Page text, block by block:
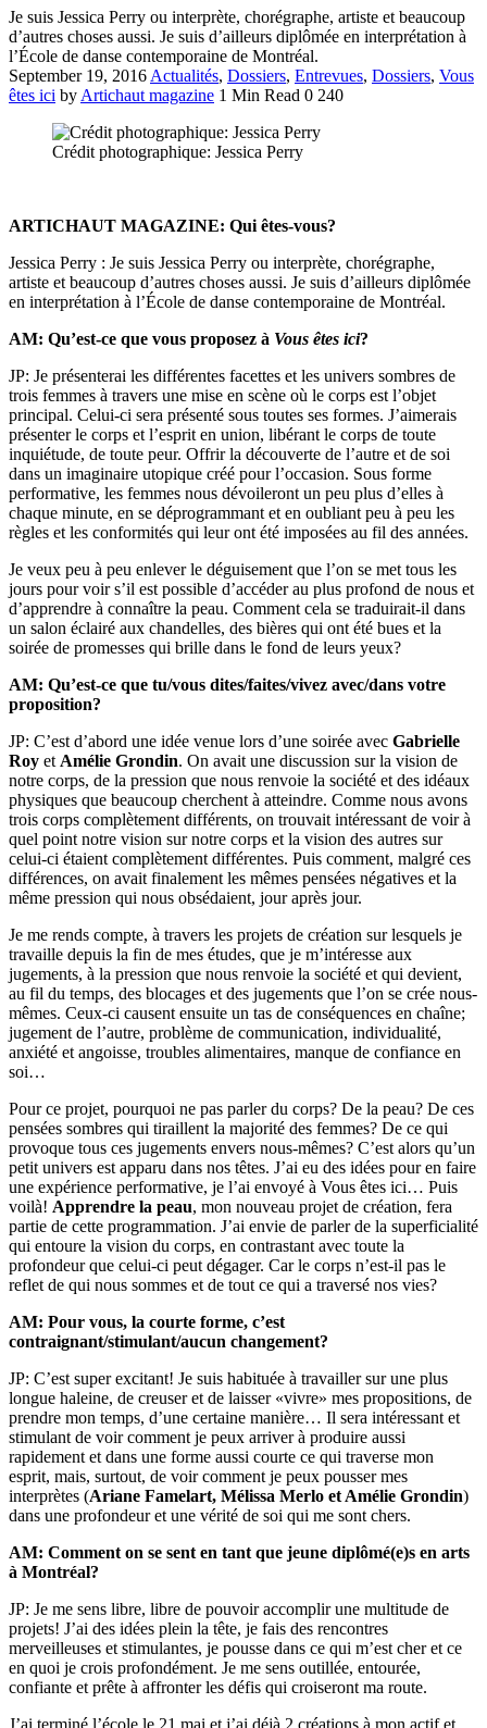
Je suis Jessica Perry ou interprète, chorégraphe, artiste et beaucoup
d’autres choses aussi. Je suis d’ailleurs diplômée en interprétation à
l’École de danse contemporaine de Montréal.
September 19, 2016 Actualités, Dossiers, Entrevues, Dossiers, Vous
êtes ici by Artichaut magazine 1 Min Read 0 240
Crédit photographique: Jessica Perry
ARTICHAUT MAGAZINE: Qui êtes-vous?
Jessica Perry : Je suis Jessica Perry ou interprète, chorégraphe,
artiste et beaucoup d’autres choses aussi. Je suis d’ailleurs diplômée
en interprétation à l’École de danse contemporaine de Montréal.
AM: Qu’est-ce que vous proposez à Vous êtes ici?
JP: Je présenterai les différentes facettes et les univers sombres de
trois femmes à travers une mise en scène où le corps est l’objet
principal. Celui-ci sera présenté sous toutes ses formes. J’aimerais
présenter le corps et l’esprit en union, libérant le corps de toute
inquiétude, de toute peur. Offrir la découverte de l’autre et de soi
dans un imaginaire utopique créé pour l’occasion. Sous forme
performative, les femmes nous dévoileront un peu plus d’elles à
chaque minute, en se déprogrammant et en oubliant peu à peu les
règles et les conformités qui leur ont été imposées au fil des années.
Je veux peu à peu enlever le déguisement que l’on se met tous les
jours pour voir s’il est possible d’accéder au plus profond de nous et
d’apprendre à connaître la peau. Comment cela se traduirait-il dans
un salon éclairé aux chandelles, des bières qui ont été bues et la
soirée de promesses qui brille dans le fond de leurs yeux?
AM: Qu’est-ce que tu/vous dites/faites/vivez avec/dans votre
proposition?
JP: C’est d’abord une idée venue lors d’une soirée avec Gabrielle
Roy et Amélie Grondin. On avait une discussion sur la vision de
notre corps, de la pression que nous renvoie la société et des idéaux
physiques que beaucoup cherchent à atteindre. Comme nous avons
trois corps complètement différents, on trouvait intéressant de voir à
quel point notre vision sur notre corps et la vision des autres sur
celui-ci étaient complètement différentes. Puis comment, malgré ces
différences, on avait finalement les mêmes pensées négatives et la
même pression qui nous obsédaient, jour après jour.
Je me rends compte, à travers les projets de création sur lesquels je
travaille depuis la fin de mes études, que je m’intéresse aux
jugements, à la pression que nous renvoie la société et qui devient,
au fil du temps, des blocages et des jugements que l’on se crée nous-
mêmes. Ceux-ci causent ensuite un tas de conséquences en chaîne;
jugement de l’autre, problème de communication, individualité,
anxiété et angoisse, troubles alimentaires, manque de confiance en
soi…
Pour ce projet, pourquoi ne pas parler du corps? De la peau? De ces
pensées sombres qui tiraillent la majorité des femmes? De ce qui
provoque tous ces jugements envers nous-mêmes? C’est alors qu’un
petit univers est apparu dans nos têtes. J’ai eu des idées pour en faire
une expérience performative, je l’ai envoyé à Vous êtes ici… Puis
voilà! Apprendre la peau, mon nouveau projet de création, fera
partie de cette programmation. J’ai envie de parler de la superficialité
qui entoure la vision du corps, en contrastant avec toute la
profondeur que celui-ci peut dégager. Car le corps n’est-il pas le
reflet de qui nous sommes et de tout ce qui a traversé nos vies?
AM: Pour vous, la courte forme, c’est
contraignant/stimulant/aucun changement?
JP: C’est super excitant! Je suis habituée à travailler sur une plus
longue haleine, de creuser et de laisser «vivre» mes propositions, de
prendre mon temps, d’une certaine manière… Il sera intéressant et
stimulant de voir comment je peux arriver à produire aussi
rapidement et dans une forme aussi courte ce qui traverse mon
esprit, mais, surtout, de voir comment je peux pousser mes
interprètes (Ariane Famelart, Mélissa Merlo et Amélie Grondin)
dans une profondeur et une vérité de soi qui me sont chers.
AM: Comment on se sent en tant que jeune diplômé(e)s en arts
à Montréal?
JP: Je me sens libre, libre de pouvoir accomplir une multitude de
projets! J’ai des idées plein la tête, je fais des rencontres
merveilleuses et stimulantes, je pousse dans ce qui m’est cher et ce
en quoi je crois profondément. Je me sens outillée, entourée,
confiante et prête à affronter les défis qui croiseront ma route.
J’ai terminé l’école le 21 mai et j’ai déjà 2 créations à mon actif et